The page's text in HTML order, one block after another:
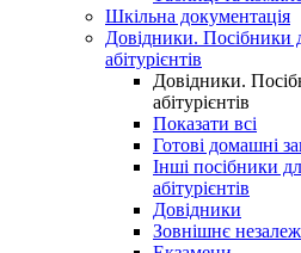
Шкільна документація
Довідники. Посібники
абітурієнтів
Довідники.
абітурієнтів
Показати всі
Готові домашні
Інші посібники
абітурієнтів
Довідники
Зовнішнє